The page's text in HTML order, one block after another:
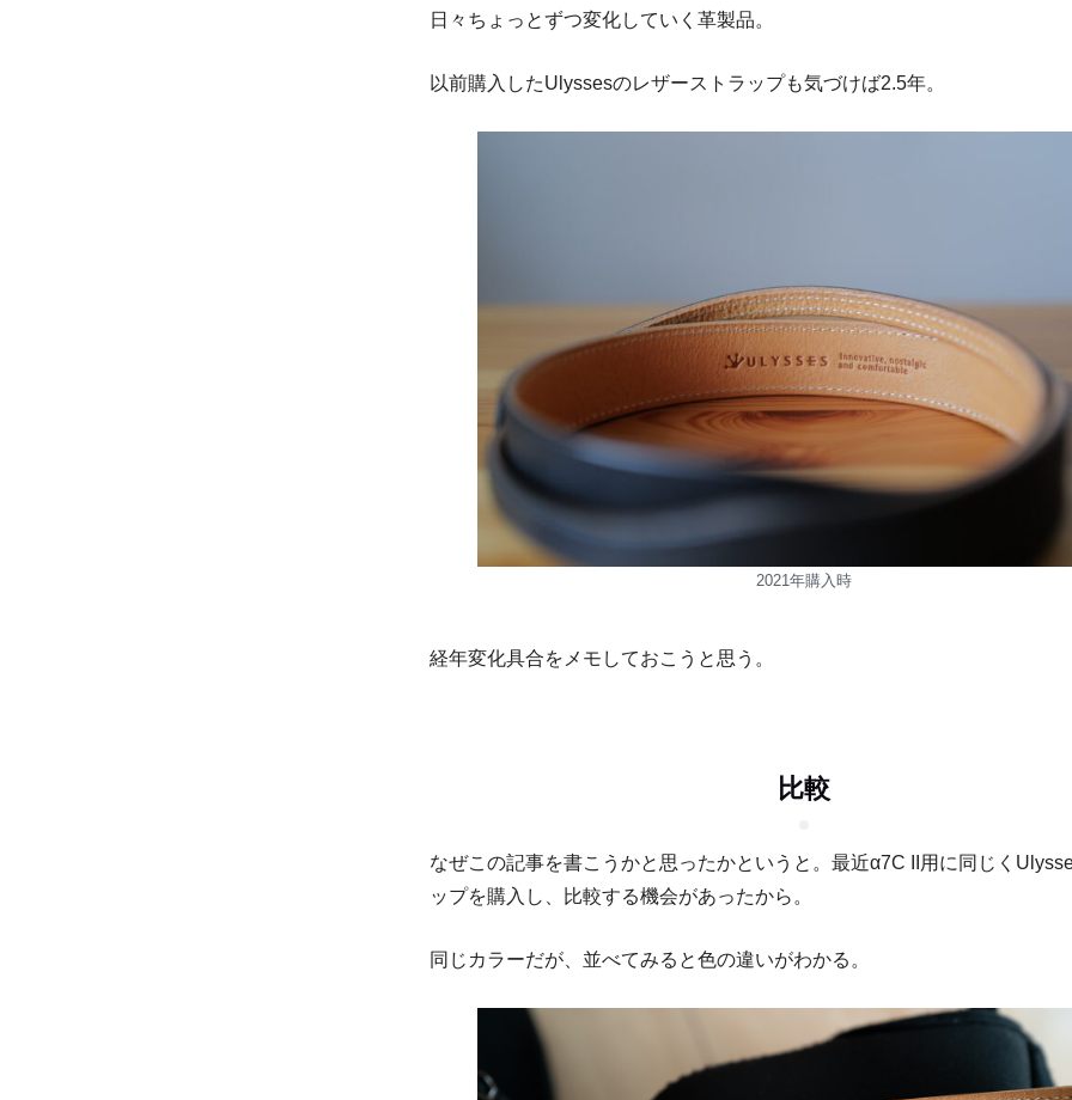
日々ちょっとずつ変化していく革製品。
以前購入したUlyssesのレザーストラップも気づけば2.5年。
2021年購入時
経年変化具合をメモしておこうと思う。
比較
なぜこの記事を書こうかと思ったかというと。最近α7C II用に同じく
ップを購入し、比較する機会があったから。
同じカラーだが、並べてみると色の違いがわかる。